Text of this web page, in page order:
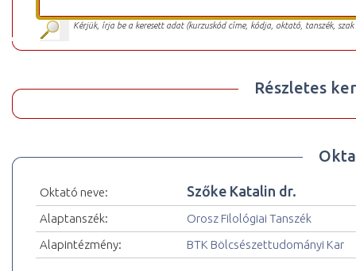
Kérjük, írja be a keresett adat (kurzuskód címe, kódja, oktató, tanszék,
Részletes
Oktató neve: Szőke Katalin dr.
Alaptanszék:
Orosz Filológiai Tanszék
Alapintézmény:
BTK Bölcsészettudományi Kar